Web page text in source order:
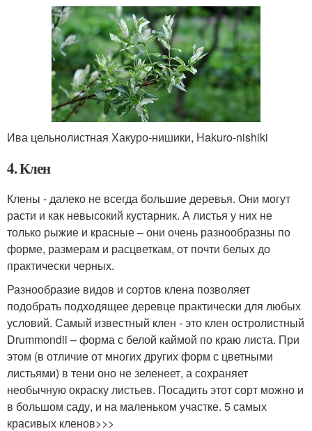
Ива цельнолистная Хакуро-нишики, Hakuro-nishiki
4. Клен
Клены - далеко не всегда большие деревья. Они могут
расти и как невысокий кустарник. А листья у них не
только рыжие и красные – они очень разнообразны по
форме, размерам и расцветкам, от почти белых до
практически черных.
Разнообразие видов и сортов клена позволяет
подобрать подходящее деревце практически для любых
условий. Самый известный клен - это клен остролистный
Drummondii – форма с белой каймой по краю листа. При
этом (в отличие от многих других форм с цветными
листьями) в тени оно не зеленеет, а сохраняет
необычную окраску листьев. Посадить этот сорт можно и
в большом саду, и на маленьком участке. 5 самых
красивых кленов>>>